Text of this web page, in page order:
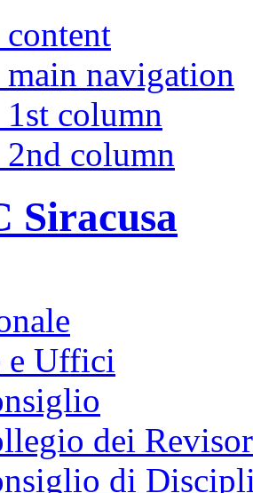
navigation
column
column
Siracusa
e Uffici
dei
di